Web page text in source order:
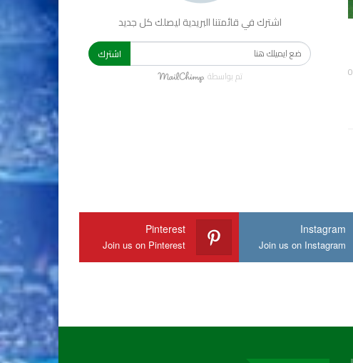
اشترك في قائمتنا البريدية ليصلك كل جديد
اشترك
تم بواسطة
Instagram
Join us on Instagram
Pinterest
Join us on Pinterest